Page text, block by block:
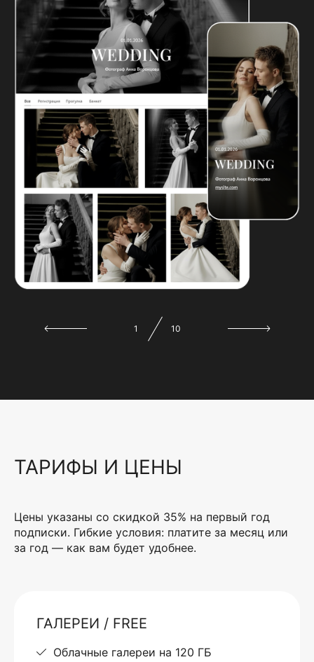
1 10
ТАРИФЫ И ЦЕНЫ
Цены указаны со скидкой 35% на первый год
подписки. Гибкие условия: платите за месяц или
за год — как вам будет удобнее.
ГАЛЕРЕИ / FREE
Облачные галереи на 120 ГБ